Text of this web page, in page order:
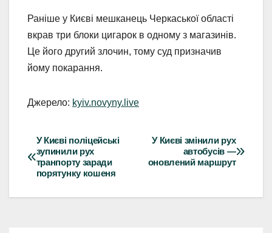
Раніше у Києві мешканець Черкаської області
вкрав три блоки цигарок в одному з магазинів.
Це його другий злочин, тому суд призначив
йому покарання.
Джерело: kyiv.novyny.live
Навігація
записів
У Києві змінили рух
автобусів —
оновлений маршрут
У Києві поліцейські
зупинили рух
транпорту заради
порятунку кошеня